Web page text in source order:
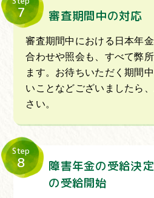
7 審査期間中の対応
審査期間中における日本年
合わせや照会も、すべて弊
ます。お待ちいただく期間
いことなどございましたら
さい。
Step
8
障害年金の受給決
の受給開始